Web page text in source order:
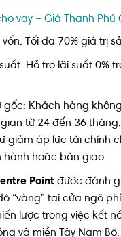
vay – Giá Thanh Phú
vốn: Tối đa 70% giá trị
Hỗ trợ lãi suất 0%
gốc: Khách hàng
từ 24 đến 36
giảm áp lực tài chính
hành hoặc bàn giao.
Point được đánh
“vàng” tại cửa ngõ
lược trong việc kết
và miền Tây Nam Bộ.